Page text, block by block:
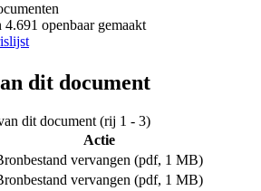
4.691 openbaar gemaakt
dit document
dit document (rij 1 - 3)
Actie
vervangen (pdf, 1 MB)
vervangen (pdf, 1 MB)